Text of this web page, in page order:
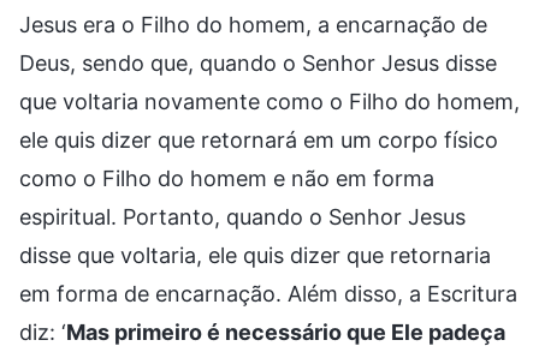
Jesus era o Filho do homem, a encarnação de
Deus, sendo que, quando o Senhor Jesus disse
que voltaria novamente como o Filho do homem,
ele quis dizer que retornará em um corpo físico
como o Filho do homem e não em forma
espiritual. Portanto, quando o Senhor Jesus
disse que voltaria, ele quis dizer que retornaria
em forma de encarnação. Além disso, a Escritura
diz: ‘Mas primeiro é necessário que Ele padeça